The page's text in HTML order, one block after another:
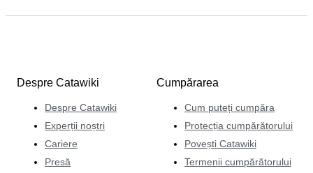
Despre Catawiki
Despre Catawiki
Experții noștri
Cariere
Presă
Cumpărarea
Cum puteți cumpăra
Protecția cumpărătorului
Povești Catawiki
Termenii cumpărătorului